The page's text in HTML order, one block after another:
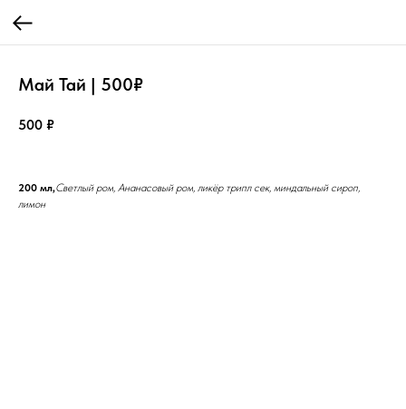
Май Тай | 500₽
500 ₽
200 мл,Светлый ром, Ананасовый ром, ликёр трипл сек, миндальный сироп,
лимон